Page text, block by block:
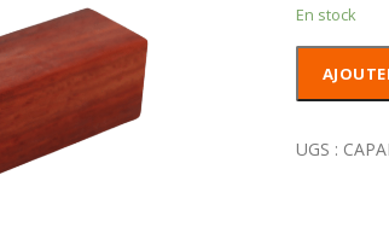
En stock
Padouk
UGS :